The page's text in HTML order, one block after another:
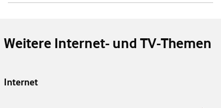
Weitere Internet- und TV-Themen
Internet